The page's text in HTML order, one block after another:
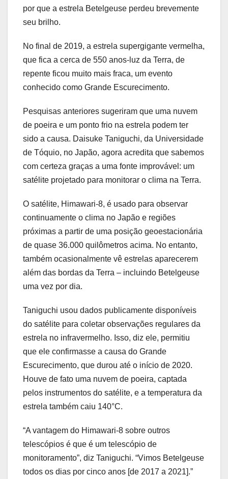
por que a estrela Betelgeuse perdeu brevemente
seu brilho.
No final de 2019, a estrela supergigante vermelha,
que fica a cerca de 550 anos-luz da Terra, de
repente ficou muito mais fraca, um evento
conhecido como Grande Escurecimento.
Pesquisas anteriores sugeriram que uma nuvem
de poeira e um ponto frio na estrela podem ter
sido a causa. Daisuke Taniguchi, da Universidade
de Tóquio, no Japão, agora acredita que sabemos
com certeza graças a uma fonte improvável: um
satélite projetado para monitorar o clima na Terra.
O satélite, Himawari-8, é usado para observar
continuamente o clima no Japão e regiões
próximas a partir de uma posição geoestacionária
de quase 36.000 quilômetros acima. No entanto,
também ocasionalmente vê estrelas aparecerem
além das bordas da Terra – incluindo Betelgeuse
uma vez por dia.
Taniguchi usou dados publicamente disponíveis
do satélite para coletar observações regulares da
estrela no infravermelho. Isso, diz ele, permitiu
que ele confirmasse a causa do Grande
Escurecimento, que durou até o início de 2020.
Houve de fato uma nuvem de poeira, captada
pelos instrumentos do satélite, e a temperatura da
estrela também caiu 140°C.
“A vantagem do Himawari-8 sobre outros
telescópios é que é um telescópio de
monitoramento”, diz Taniguchi. “Vimos Betelgeuse
todos os dias por cinco anos [de 2017 a 2021].”